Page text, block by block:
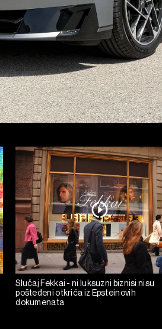
Slučaj Fekkai - ni luksuzni biznisi nisu
pošteđeni otkrića iz Epsteinovih
dokumenata